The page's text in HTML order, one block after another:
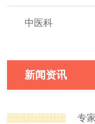
中医科
新闻资讯
专